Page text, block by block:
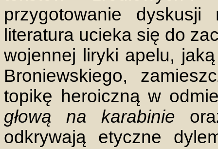
przygotowanie
literatura ucieka się do
wojennej liryki apelu,
Broniewskiego,
topikę heroiczną w
głową na karabinie
odkrywają etyczne